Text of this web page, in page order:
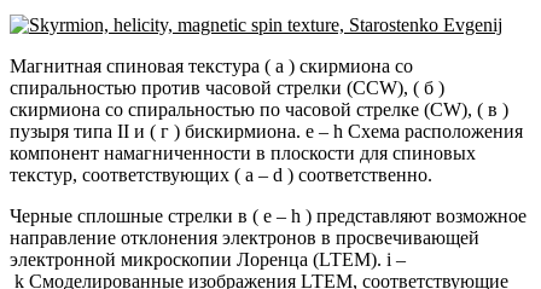
Магнитная спиновая текстура ( а ) скирмиона со
спиральностью против часовой стрелки (CCW), ( б )
скирмиона со спиральностью по часовой стрелке (CW), ( в )
пузыря типа II и ( г ) бискирмиона. e – h Схема расположения
компонент намагниченности в плоскости для спиновых
текстур, соответствующих ( a – d ) соответственно.
Черные сплошные стрелки в ( e – h ) представляют возможное
направление отклонения электронов в просвечивающей
электронной микроскопии Лоренца (LTEM). i –
k Смоделированные изображения LTEM, соответствующие